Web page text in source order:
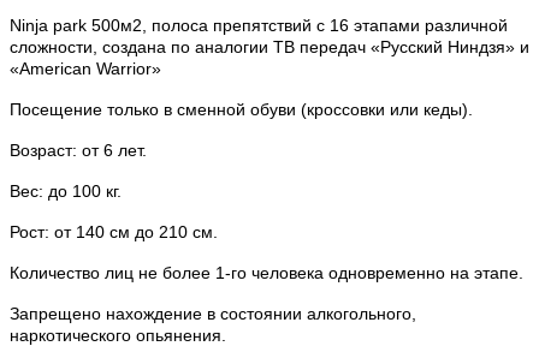
Ninja park 500м2, полоса препятствий с 16 этапами различной
сложности, создана по аналогии ТВ передач «Русский Ниндзя» и
«American Warrior»
Посещение только в сменной обуви (кроссовки или кеды).
Возраст: от 6 лет.
Вес: до 100 кг.
Рост: от 140 см до 210 см.
Количество лиц не более 1-го человека одновременно на этапе.
Запрещено нахождение в состоянии алкогольного,
наркотического опьянения.